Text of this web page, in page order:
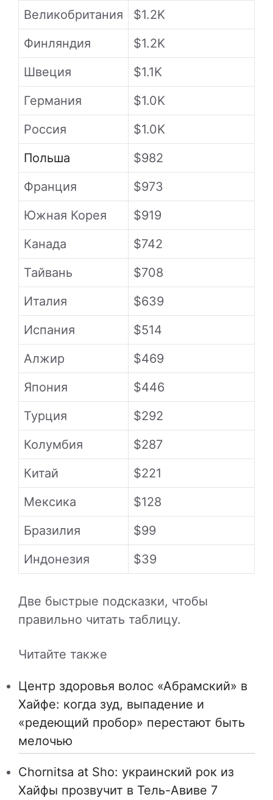
Великобритания
$1.2K
Финляндия
$1.2K
Швеция
$1.1K
Германия
$1.0K
Россия
$1.0K
Польша
$982
Франция
$973
Южная Корея
$919
Канада
$742
Тайвань
$708
Италия
$639
Испания
$514
Алжир
$469
Япония
$446
Турция
$292
Колумбия
$287
Китай
$221
Мексика
$128
Бразилия
$99
Индонезия
$39
Две быстрые подсказки, чтобы
правильно читать таблицу.
Читайте также
Центр здоровья волос «Абрaмский» в
Хайфе: когда зуд, выпадение и
«редеющий пробор» перестают быть
мелочью
Chornitsa at Sho: украинский рок из
Хайфы прозвучит в Тель-Авиве 7